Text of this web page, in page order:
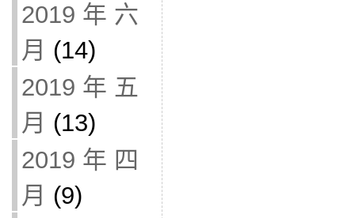
2019 年 六
月 (14)
2019 年 五
月 (13)
2019 年 四
月 (9)